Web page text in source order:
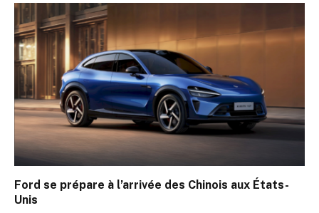
Ford se prépare à l’arrivée des Chinois aux États-
Unis